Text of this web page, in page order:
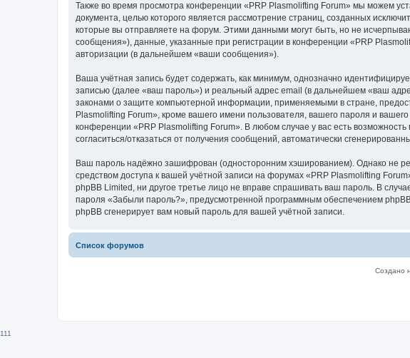
Также во время просмотра конференции «PRP Plasmolifting Forum» мы можем
документа, целью которого является рассмотрение страниц, созданных
которые вы отправляете на форум. Этими данными могут быть, но не
сообщения»), данные, указанные при регистрации в конференции «PRP
авторизации (в дальнейшем «ваши сообщения»).
Ваша учётная запись будет содержать, как минимум, однозначно
записью (далее «ваш пароль») и реальный адрес email (в дальнейшем «ваш
законами о защите компьютерной информации, применяемыми в стране,
Plasmolifting Forum», кроме вашего имени пользователя, вашего пароля и
конференции «PRP Plasmolifting Forum». В любом случае у вас есть
согласиться/отказаться от получения сообщений, автоматически
Ваш пароль надёжно зашифрован (односторонним хэшированием). Однако не
средством доступа к вашей учётной записи на форумах «PRP Plasmolifting
phpBB Limited, ни другое третье лицо не вправе спрашивать ваш пароль. В
пароля «Забыли пароль?», предусмотренной программным обеспечением
phpBB сгенерирует вам новый пароль для вашей учётной записи.
Список форумов
Создано
111